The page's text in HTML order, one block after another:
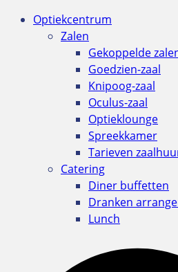
Optiekcentrum
Zalen
Gekoppelde
Goedzien-zaal
Knipoog-zaal
Oculus-zaal
Optieklounge
Spreekkamer
Tarieven
Catering
Diner buffetten
Dranken
Lunch